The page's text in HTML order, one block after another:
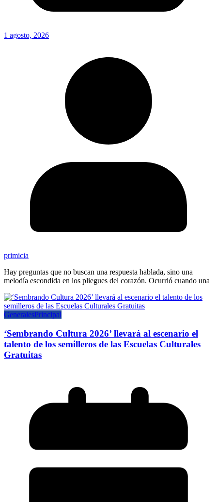
1 agosto, 2026
primicia
Hay preguntas que no buscan una respuesta hablada, sino una
melodía escondida en los pliegues del corazón. Ocurrió cuando una
GeneralesPrincipal
‘Sembrando Cultura 2026’ llevará al escenario el
talento de los semilleros de las Escuelas Culturales
Gratuitas